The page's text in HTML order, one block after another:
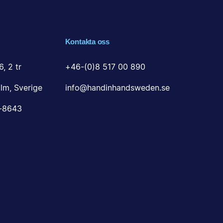
2 tr
Sverige
8643
Kontakta oss
+46-(0)8 517 00 890
info@handinhandsweden.se